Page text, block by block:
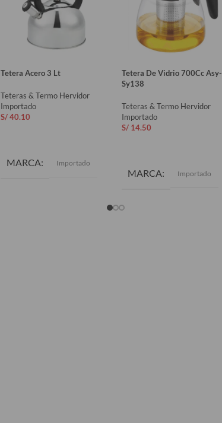
Tetera Acero 3 Lt
Teteras & Termo Hervidor
Importado
S/40.10
MARCA Importado
Tetera De Vidrio 700Cc Asy-
Sy138
Teteras & Termo Hervidor
Importado
S/14.50
MARCA Importado